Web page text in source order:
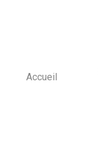
Accueil